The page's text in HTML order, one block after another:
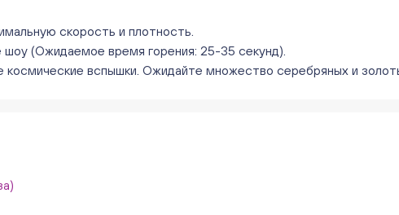
скорость и плотность.
(Ожидаемое время горения: 25-35 секунд).
вспышки. Ожидайте множество серебряных и